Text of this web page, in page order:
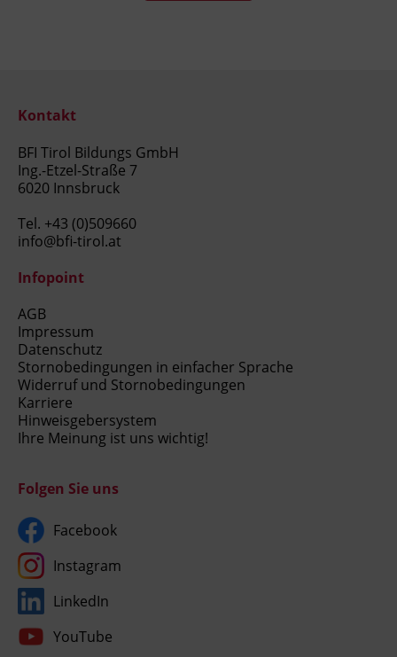
Kontakt
BFI Tirol Bildungs GmbH
Ing.-Etzel-Straße 7
6020 Innsbruck
Tel. +43 (0)509660
info@bfi-tirol.at
Infopoint
AGB
Impressum
Datenschutz
Stornobedingungen in einfacher Sprache
Widerruf und Stornobedingungen
Karriere
Hinweisgebersystem
Ihre Meinung ist uns wichtig!
Folgen Sie uns
Facebook
Instagram
LinkedIn
YouTube